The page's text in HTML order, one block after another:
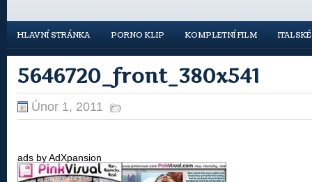
HLAVNÍ STRÁNKA PORNO KLIP KOMPLETNÍ FILM
5646720_front_380x541
Únor 1, 2011
ads by AdXpansion